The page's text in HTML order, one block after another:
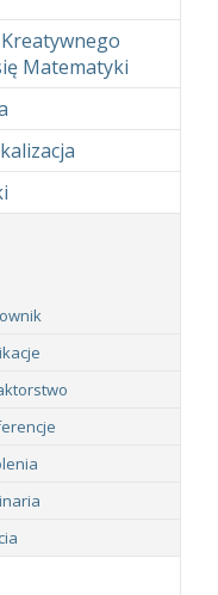
Matematyki